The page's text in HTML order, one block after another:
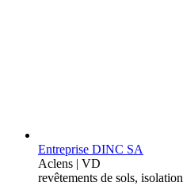
Entreprise DINC SA
Aclens | VD
revêtements de sols, isolation